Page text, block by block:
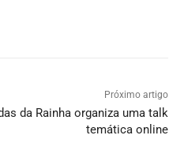
Próximo artigo
da Rainha organiza uma talk
temática online